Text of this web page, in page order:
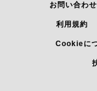
お問い合わせ
利用規約
Cookieに